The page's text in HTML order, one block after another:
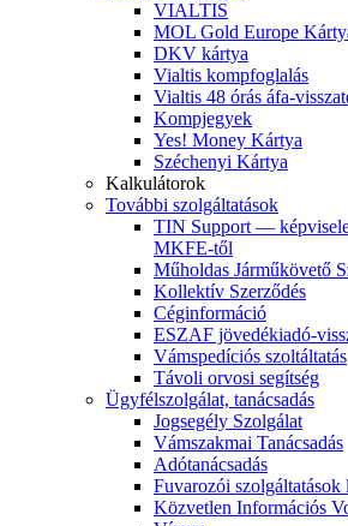
VIALTIS
MOL Gold Europe
DKV kártya
Vialtis kompfoglalás
Vialtis 48 órás áfa-
Kompjegyek
Yes! Money Kártya
Széchenyi Kártya
Kalkulátorok
További szolgáltatások
TIN Support —
MKFE-től
Műholdas Járműkövető
Kollektív Szerződés
Céginformáció
ESZAF jövedékiadó-
Vámspedíciós szoltáltatás
Távoli orvosi segítség
Ügyfélszolgálat, tanácsadás
Jogsegély Szolgálat
Vámszakmai Tanácsadás
Adótanácsadás
Fuvarozói szolgáltatások
Közvetlen Információs